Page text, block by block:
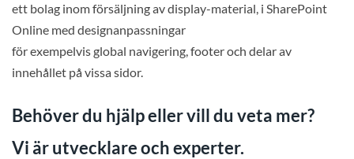
ett bolag inom försäljning av display-material, i SharePoint
Online med designanpassningar
för exempelvis global navigering, footer och delar av
innehållet på vissa sidor.
Behöver du hjälp eller vill du veta mer?
Vi är utvecklare och experter.